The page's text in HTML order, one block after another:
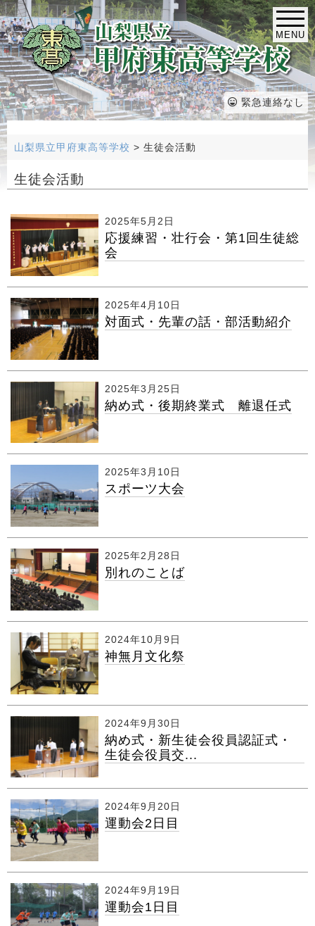
MENU
緊急連絡なし
山梨県立甲府東高等学校 > 生徒会活動
生徒会活動
2025年5月2日
応援練習・壮行会・第1回生徒総
会
2025年4月10日
対面式・先輩の話・部活動紹介
2025年3月25日
納め式・後期終業式 離退任式
2025年3月10日
スポーツ大会
2025年2月28日
別れのことば
2024年10月9日
神無月文化祭
2024年9月30日
納め式・新生徒会役員認証式・
生徒会役員交...
2024年9月20日
運動会2日目
2024年9月19日
運動会1日目